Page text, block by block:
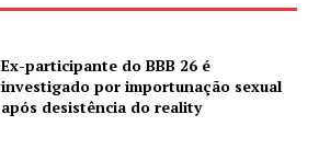
Ex-participante do BBB 26 é
investigado por importunação sexual
após desistência do reality